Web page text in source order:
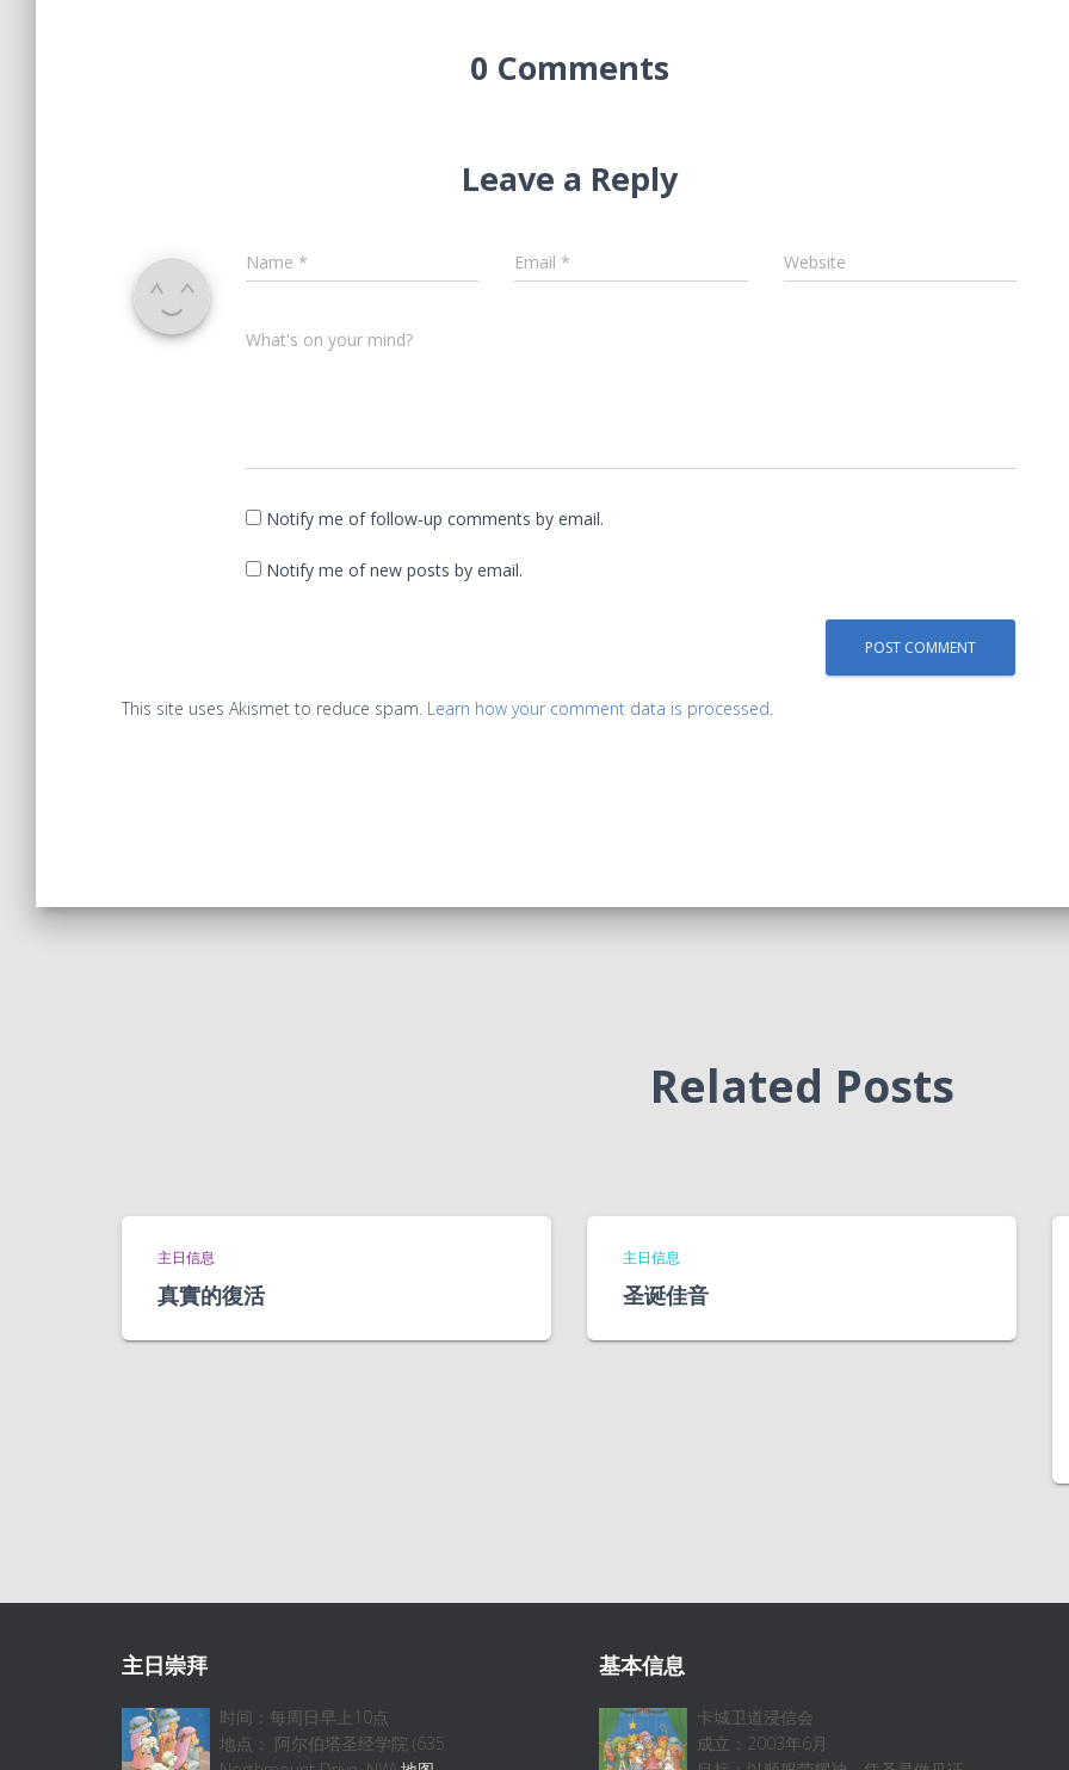
0 Comments
Leave a Reply
Name * Email * Website
What's on your mind?
Notify me of follow-up comments by email.
Notify me of new posts by email.
This site uses Akismet to reduce spam. Learn how your comment data is processed.
Related Posts
主日信息
真實的復活
主日信息
圣诞佳音
主日崇拜
时间：每周日早上10点
地点： 阿尔伯塔圣经学院 (635
基本信息
卡城卫道浸信会
成立：2003年6月